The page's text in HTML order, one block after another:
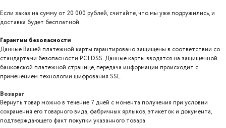
Если заказ на сумму от 20 000 рублей, считайте, что мы уже подружились, и
доставка будет бесплатной.
Гарантии безопасности
Данные Вашей платежной карты гарантировано защищены в соответствии со
стандартами безопасности PCI DSS. Данные карты вводятся на защищенной
банковской платежной странице, передача информации происходит с
применением технологии шифрования SSL.
Возврат
Вернуть товар можно в течение 7 дней с момента получения при условии
сохранения его товарного вида, фабричных ярлыков, этикеток и документа,
подтверждающего факт покупки указанного товара.